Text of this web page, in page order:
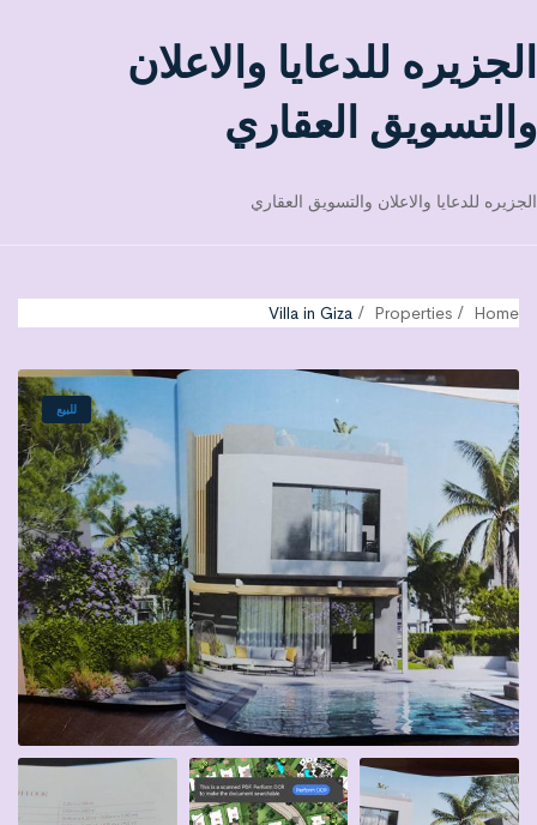
الجزيره للدعايا والاعلان
والتسويق العقاري
الجزيره للدعايا والاعلان والتسويق العقاري
Home
Properties
Villa in Giza
للبيع